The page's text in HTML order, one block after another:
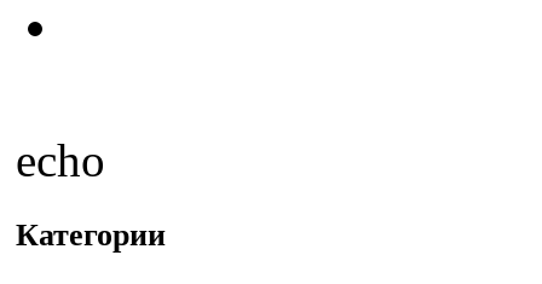
echo
Категории